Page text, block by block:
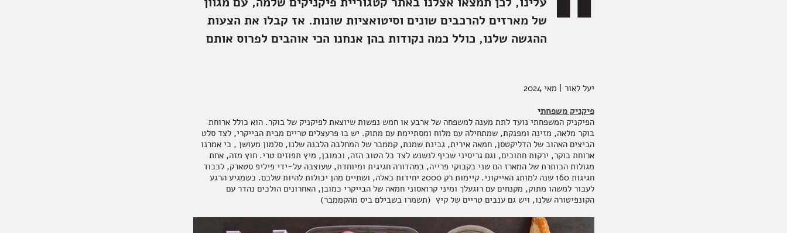
של מארזים להרכבים שונים וסיטואציות שונות. אז קבלו את הצעות
ההגשה שלנו, כולל כמה נקודות בהן אנחנו הכי אוהבים לפרוס אותם
יעל לאור | מאי 2024
פיקניק משפחתי
הפיקניק המשפחתי נועד לתת מענה למשפחה של ארבע או חמש נפשות שיוצאת לפיקניק של בוקר. הוא כולל ארוחת
בוקר מלאה, מזינה ומפנקת, שמתחילה עם מלוח ומסתיימת עם מתוק. יש בו פרעצלים טריים מבית הבייקרי, לצד סלט
הביצים האהוב של הדליקטסן, חמאה אירית, גבינת שמנת, קממבר של המחלבה הלבנה שלנו, סלמון מעושן , כי אמרנו
ארוחת בוקר, ירקות חתוכים, וגם גריסיני שכיף לנשנש לצד כל הטוב הזה, וכמובן, מיץ תפוזים טרי. חוץ מזה, אחת
מגולות הכותרת של המארז הם שני בקבוקי פרייה, במהדורה חגיגית ומיוחדת, שעוצבה על-ידי פיליפ סטארק, לכבוד
חגיגות 160 שנה למותג האייקוני. קיימות רק 2000 יחידות כאלה, ושתיים מהן יכולות להיות שלכם. כשמגיע הרגע
לעבור למשהו מתוק, מקנחים עם רוגעלך ומיני קרואסוני חמאה של הבייקרי כמובן, האחרונים הולכים נהדר עם
הקונפיטורה שלנו, ויש גם ענבים טריים של קיץ (תשמרו בשבילם ביס מהקממבר)